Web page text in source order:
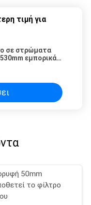
τιμή για
σε στρώματα
εμπορικά
50mm
το φίλτρο